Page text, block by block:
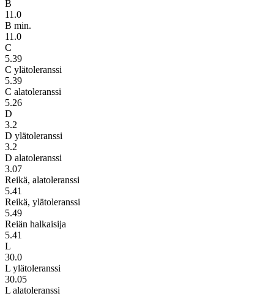
B
11.0
B min.
11.0
C
5.39
C ylätoleranssi
5.39
C alatoleranssi
5.26
D
3.2
D ylätoleranssi
3.2
D alatoleranssi
3.07
Reikä, alatoleranssi
5.41
Reikä, ylätoleranssi
5.49
Reiän halkaisija
5.41
L
30.0
L ylätoleranssi
30.05
L alatoleranssi